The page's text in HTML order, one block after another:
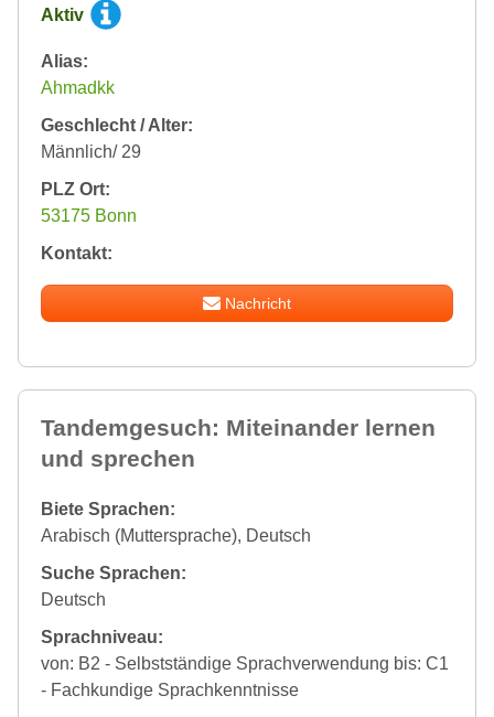
Aktiv
Alias:
Ahmadkk
Geschlecht / Alter:
Männlich/ 29
PLZ Ort:
53175 Bonn
Kontakt:
Nachricht
Tandemgesuch: Miteinander lernen
und sprechen
Biete Sprachen:
Arabisch (Muttersprache), Deutsch
Suche Sprachen:
Deutsch
Sprachniveau:
von: B2 - Selbstständige Sprachverwendung bis: C1
- Fachkundige Sprachkenntnisse